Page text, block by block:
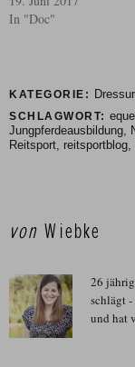
In "Doc"
KATEGORIE: Dressur,
SCHLAGWORT:
Jungpferdeausbildung
Reitsport reitsportblog
vonWiebke
26
schlägt
und hat